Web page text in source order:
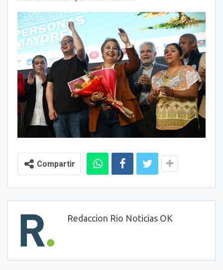
Compartir
Redaccion Rio Noticias OK